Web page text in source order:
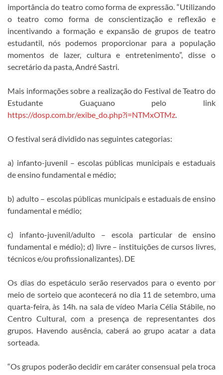
importância do teatro como forma de expressão. “Utilizando
o teatro como forma de conscientização e reflexão e
incentivando a formação e expansão de grupos de teatro
estudantil, nós podemos proporcionar para a população
momentos de lazer, cultura e entretenimento”, disse o
secretário da pasta, André Sastri.
Mais informações sobre a realização do Festival de Teatro do
Estudante Guaçuano pelo link
https://dosp.com.br/exibe_do.php?i=NTMxOTMz
O festival será dividido nas seguintes categorias:
a) infanto-juvenil – escolas públicas municipais e estaduais
de ensino fundamental e médio;
b) adulto – escolas públicas municipais e estaduais de ensino
fundamental e médio;
c) infanto-juvenil/adulto – escola particular de ensino
fundamental e médio); d) livre – instituições de cursos livres,
técnicos e/ou profissionalizantes). DE
Os dias do espetáculo serão reservados para o evento por
meio de sorteio que acontecerá no dia 11 de setembro, uma
quarta-feira, às 14h. na sala de vídeo Maria Célia Stábile, no
Centro Cultural, com a presença de representantes dos
grupos. Havendo ausência, caberá ao grupo acatar a data
sorteada.
“Os grupos poderão decidir em caráter consensual pela troca